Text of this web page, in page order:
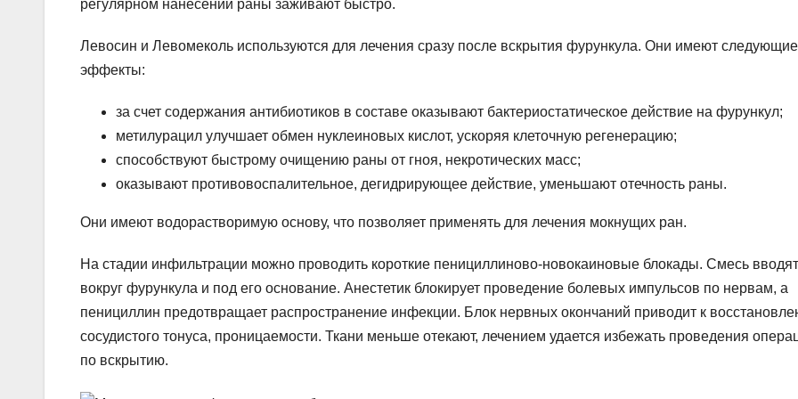
регулярном нанесении раны заживают быстро.
Левосин и Левомеколь используются для лечения сразу после вскрытия фурункула. Они имеют следующие
эффекты:
за счет содержания антибиотиков в составе оказывают бактериостатическое действие на фурункул;
метилурацил улучшает обмен нуклеиновых кислот, ускоряя клеточную регенерацию;
способствуют быстрому очищению раны от гноя, некротических масс;
оказывают противовоспалительное, дегидрирующее действие, уменьшают отечность раны.
Они имеют водорастворимую основу, что позволяет применять для лечения мокнущих ран.
На стадии инфильтрации можно проводить короткие пенициллиново-новокаиновые блокады. Смесь вводят
вокруг фурункула и под его основание. Анестетик блокирует проведение болевых импульсов по нервам, а
пенициллин предотвращает распространение инфекции. Блок нервных окончаний приводит к
сосудистого тонуса, проницаемости. Ткани меньше отекают, лечением удается избежать проведения
по вскрытию.